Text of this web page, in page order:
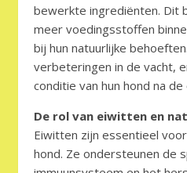
bewerkte ingrediënten. Dit
meer voedingsstoffen
bij hun natuurlijke
verbeteringen in de vacht,
conditie van hun hond na
De rol van eiwitten en
Eiwitten zijn essentieel
hond. Ze ondersteunen de